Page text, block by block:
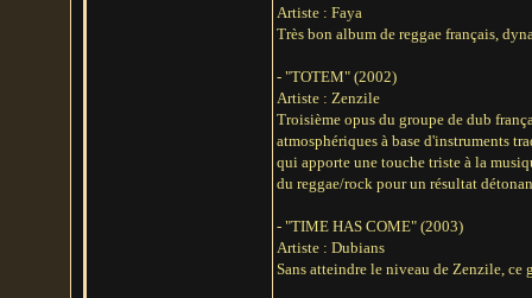
Artiste : Faya
Très bon album de reggae français,
- "TOTEM" (2002)
Artiste : Zenzile
Troisième opus du groupe de dub
atmosphériques à base d'instruments
qui apporte une touche triste à la
du reggae/rock pour un résultat
- "TIME HAS COME" (2003)
Artiste : Dubians
Sans atteindre le niveau de Zenzile,